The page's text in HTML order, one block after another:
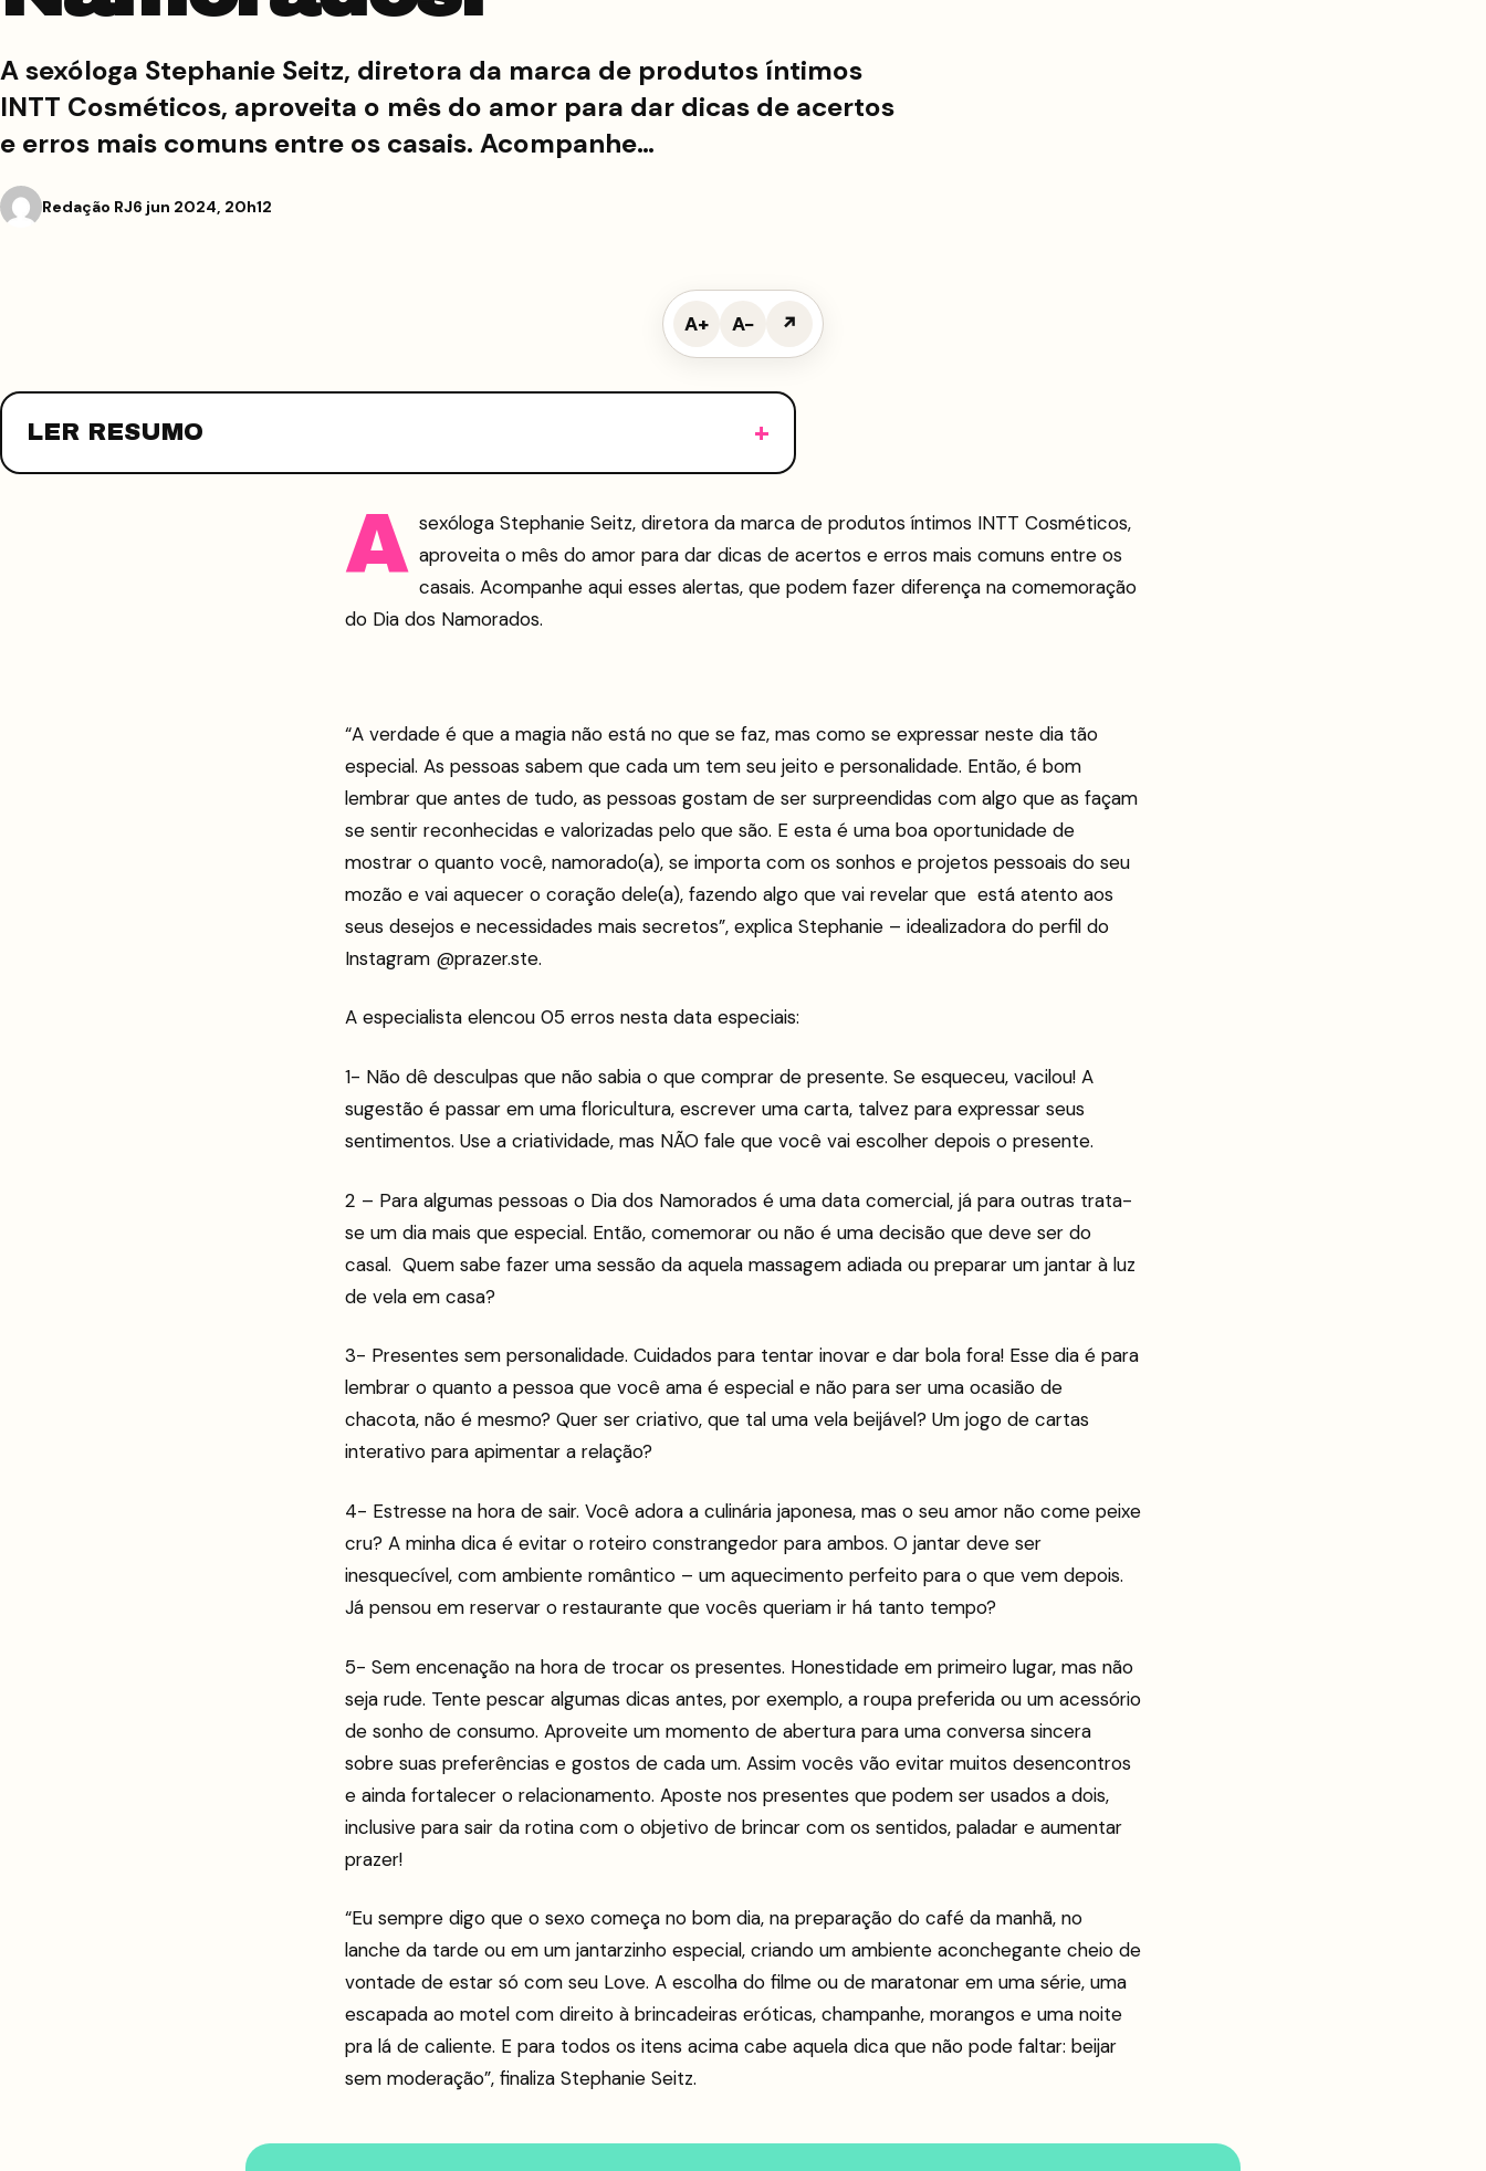
A sexóloga Stephanie Seitz, diretora da marca de produtos íntimos
INTT Cosméticos, aproveita o mês do amor para dar dicas de acertos
e erros mais comuns entre os casais. Acompanhe…
Redação RJ6 jun 2024, 20h12
A+ A− ↗
LER RESUMO
A sexóloga Stephanie Seitz, diretora da marca de produtos íntimos INTT Cosméticos,
aproveita o mês do amor para dar dicas de acertos e erros mais comuns entre os
casais. Acompanhe aqui esses alertas, que podem fazer diferença na comemoração
do Dia dos Namorados.
“A verdade é que a magia não está no que se faz, mas como se expressar neste dia tão
especial. As pessoas sabem que cada um tem seu jeito e personalidade. Então, é bom
lembrar que antes de tudo, as pessoas gostam de ser surpreendidas com algo que as façam
se sentir reconhecidas e valorizadas pelo que são. E esta é uma boa oportunidade de
mostrar o quanto você, namorado(a), se importa com os sonhos e projetos pessoais do seu
mozão e vai aquecer o coração dele(a), fazendo algo que vai revelar que está atento aos
seus desejos e necessidades mais secretos”, explica Stephanie – idealizadora do perfil do
Instagram @prazer.ste.
A especialista elencou 05 erros nesta data especiais:
1- Não dê desculpas que não sabia o que comprar de presente. Se esqueceu, vacilou! A
sugestão é passar em uma floricultura, escrever uma carta, talvez para expressar seus
sentimentos. Use a criatividade, mas NÃO fale que você vai escolher depois o presente.
2 – Para algumas pessoas o Dia dos Namorados é uma data comercial, já para outras trata-
se um dia mais que especial. Então, comemorar ou não é uma decisão que deve ser do
casal. Quem sabe fazer uma sessão da aquela massagem adiada ou preparar um jantar à luz
de vela em casa?
3- Presentes sem personalidade. Cuidados para tentar inovar e dar bola fora! Esse dia é para
lembrar o quanto a pessoa que você ama é especial e não para ser uma ocasião de
chacota, não é mesmo? Quer ser criativo, que tal uma vela beijável? Um jogo de cartas
interativo para apimentar a relação?
4- Estresse na hora de sair. Você adora a culinária japonesa, mas o seu amor não come peixe
cru? A minha dica é evitar o roteiro constrangedor para ambos. O jantar deve ser
inesquecível, com ambiente romântico – um aquecimento perfeito para o que vem depois.
Já pensou em reservar o restaurante que vocês queriam ir há tanto tempo?
5- Sem encenação na hora de trocar os presentes. Honestidade em primeiro lugar, mas não
seja rude. Tente pescar algumas dicas antes, por exemplo, a roupa preferida ou um acessório
de sonho de consumo. Aproveite um momento de abertura para uma conversa sincera
sobre suas preferências e gostos de cada um. Assim vocês vão evitar muitos desencontros
e ainda fortalecer o relacionamento. Aposte nos presentes que podem ser usados a dois,
inclusive para sair da rotina com o objetivo de brincar com os sentidos, paladar e aumentar
prazer!
“Eu sempre digo que o sexo começa no bom dia, na preparação do café da manhã, no
lanche da tarde ou em um jantarzinho especial, criando um ambiente aconchegante cheio de
vontade de estar só com seu Love. A escolha do filme ou de maratonar em uma série, uma
escapada ao motel com direito à brincadeiras eróticas, champanhe, morangos e uma noite
pra lá de caliente. E para todos os itens acima cabe aquela dica que não pode faltar: beijar
sem moderação”, finaliza Stephanie Seitz.